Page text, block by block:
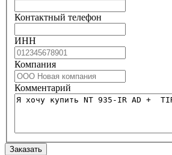
Контактный телефон
ИНН
Компания
Комментарий